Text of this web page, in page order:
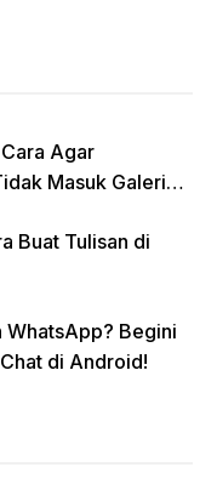
Agar
Masuk Galeri
Buat Tulisan di
WhatsApp? Begini
di Android!